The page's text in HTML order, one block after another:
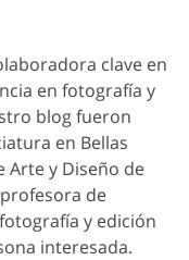
clave en
en fotografía y
blog fueron
en Bellas
Arte y Diseño de
de
y edición
interesada.